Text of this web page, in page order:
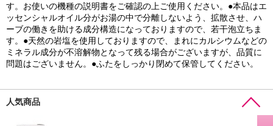
す。お使いの機種の説明書をご確認の上ご使用ください。●本品はエ
ッセンシャルオイル分がお湯の中で分離しないよう、拡散させ、ハ
ーブの働きを助ける成分構造になっておりますので、若干泡立ちま
す。●天然の岩塩を使用しておりますので、まれにカルシウムなどの
ミネラル成分が不溶解物となって残る場合がございますが、品質に
問題はございません。●ふたをしっかり閉めて保管してください。
人気商品